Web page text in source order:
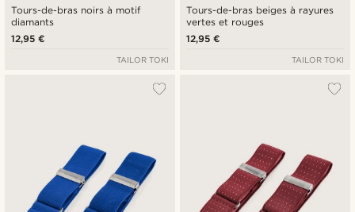
Tours-de-bras noirs à motif
diamants
12,95 €
TAILOR TOKI
Tours-de-bras beiges à rayures
vertes et rouges
12,95 €
TAILOR TOKI